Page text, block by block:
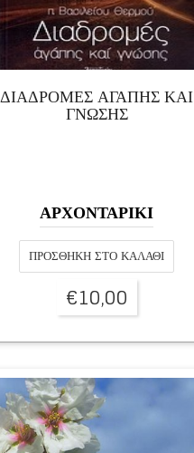
ΔΙΑΔΡΟΜΕΣ ΑΓΑΠΗΣ ΚΑΙ
ΓΝΩΣΗΣ
ΑΡΧΟΝΤΑΡΙΚΙ
ΠΡΟΣΘΉΚΗ ΣΤΟ ΚΑΛΆΘΙ
€10,00